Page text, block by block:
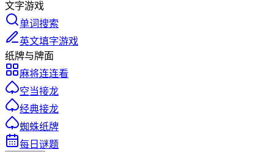
文字游戏
单词搜索
英文填字游戏
纸牌与牌面
麻将连连看
空当接龙
经典接龙
蜘蛛纸牌
每日谜题